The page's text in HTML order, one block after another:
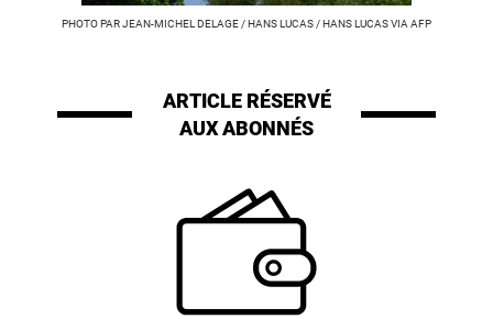
PHOTO PAR JEAN-MICHEL DELAGE / HANS LUCAS / HANS LUCAS VIA AFP
ARTICLE RÉSERVÉ
AUX ABONNÉS